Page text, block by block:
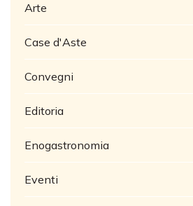
Arte
Case d'Aste
Convegni
Editoria
Enogastronomia
Eventi